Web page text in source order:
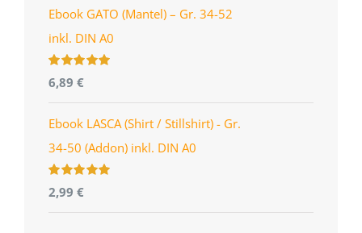
Ebook GATO (Mantel) – Gr. 34-52
inkl. DIN A0
Bewertet
mit5.00
5
6,89 €
Ebook LASCA (Shirt / Stillshirt) - Gr.
34-50 (Addon) inkl. DIN A0
Bewertet
mit 5.00
5
2,99 €